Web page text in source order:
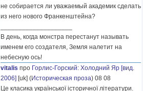
не собирается ли уважаемый академик сделать
из него нового Франкенштейна?
В день, когда монстра перестанут называть
именем его создателя, Земля налетит на
небесную ось!
vitalis про Горлис-Горский: Холодний Яр [вид.
2006] [uk] (Историческая проза) 08 08
Це класика української історичної літератури.